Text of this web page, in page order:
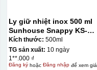
Ly giữ nhiệt inox 500 ml
Sunhouse Snappy KS-
TU500S
Kích thước: 500ml
TG sản xuất: 10 ngày
1**.000 ₫
Đăng kýhoặc Đăng nhậpđể xem giá